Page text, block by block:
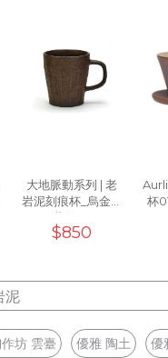
大地脈動系列 | 老
岩泥刻痕杯_烏金黑
(工藝款)10oz
$850
杯
泥
作坊 雲臺 優雅 陶土 優